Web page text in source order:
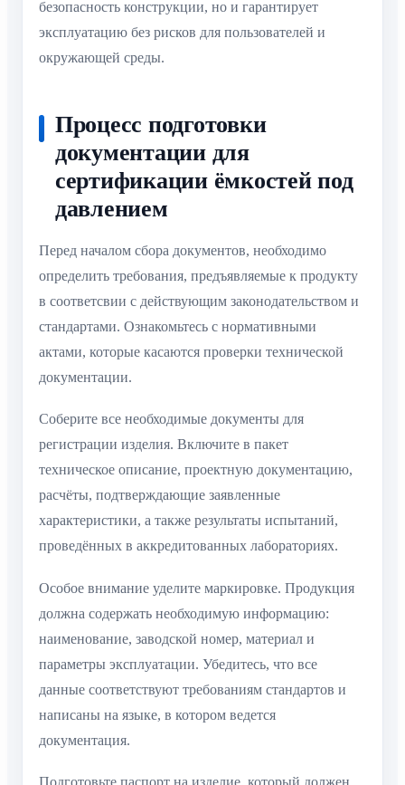
безопасность конструкции, но и гарантирует
эксплуатацию без рисков для пользователей и
окружающей среды.
Процесс подготовки
документации для
сертификации ёмкостей под
давлением
Перед началом сбора документов, необходимо
определить требования, предъявляемые к продукту
в соответсвии с действующим законодательством и
стандартами. Ознакомьтесь с нормативными
актами, которые касаются проверки технической
документации.
Соберите все необходимые документы для
регистрации изделия. Включите в пакет
техническое описание, проектную документацию,
расчёты, подтверждающие заявленные
характеристики, а также результаты испытаний,
проведённых в аккредитованных лабораториях.
Особое внимание уделите маркировке. Продукция
должна содержать необходимую информацию:
наименование, заводской номер, материал и
параметры эксплуатации. Убедитесь, что все
данные соответствуют требованиям стандартов и
написаны на языке, в котором ведется
документация.
Подготовьте паспорт на изделие, который должен